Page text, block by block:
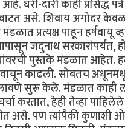
घरी-दारी काही प्रसिद्ध
वाटत असे. शिवाय अगोदर
प्रत्यक्ष पाहून हर्षवायू
जदुनाथ सरकारांपर्यंत,
पुस्तके मंडळात आहेत.
काढली. सोबतच
लावणे सुरू केले. मंडळात काही
करतात, हेही तेव्हा
असे. पण त्यांपैकी कुणाशी